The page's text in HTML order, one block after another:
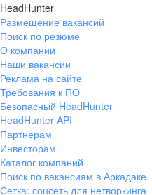
HeadHunter
Размещение вакансий
Поиск по резюме
О компании
Наши вакансии
Реклама на сайте
Требования к ПО
Безопасный HeadHunter
HeadHunter API
Партнерам
Инвесторам
Каталог компаний
Поиск по вакансиям в Аркадаке
Сетка: соцсеть для нетворкинга